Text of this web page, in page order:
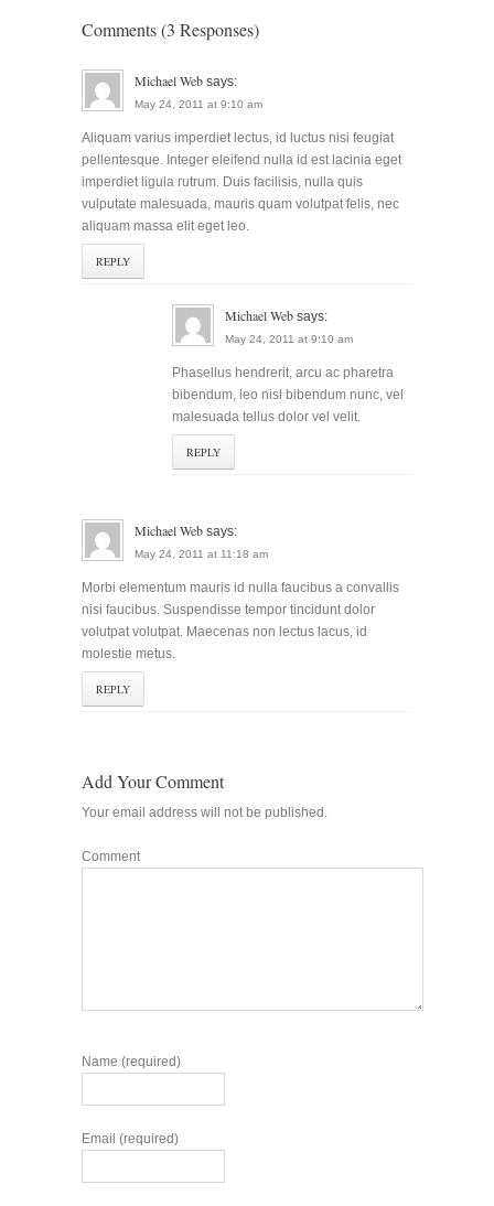
Comments (3 Responses)
Michael Web says:
May 24, 2011 at 9:10 am
Aliquam varius imperdiet lectus, id luctus nisi feugiat
pellentesque. Integer eleifend nulla id est lacinia eget
imperdiet ligula rutrum. Duis facilisis, nulla quis
vulputate malesuada, mauris quam volutpat felis, nec
aliquam massa elit eget leo.
REPLY
Michael Web says:
May 24, 2011 at 9:10 am
Phasellus hendrerit, arcu ac pharetra
bibendum, leo nisl bibendum nunc, vel
malesuada tellus dolor vel velit.
REPLY
Michael Web says:
May 24, 2011 at 11:18 am
Morbi elementum mauris id nulla faucibus a convallis
nisi faucibus. Suspendisse tempor tincidunt dolor
volutpat volutpat. Maecenas non lectus lacus, id
molestie metus.
REPLY
Add Your Comment
Your email address will not be published.
Comment
Name (required)
Email (required)